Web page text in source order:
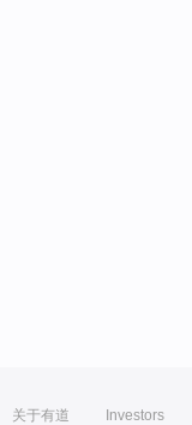
关于有道 Investors